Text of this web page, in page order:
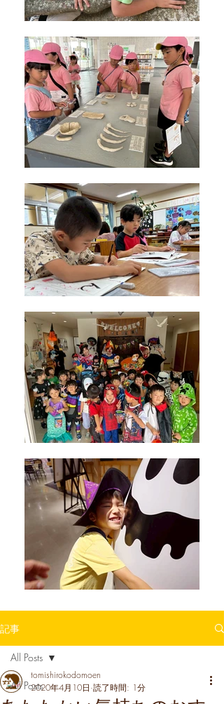
記事
All Posts
All Posts
tomishirokodomoen
2020年4月10日 読了時間: 1分